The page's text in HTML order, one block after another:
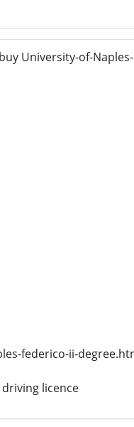
University-of-
federico-ii-
licence